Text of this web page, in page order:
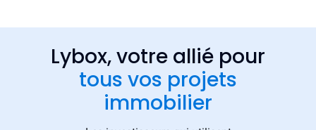
Lybox, votre allié pour
tous vos projets
immobilier